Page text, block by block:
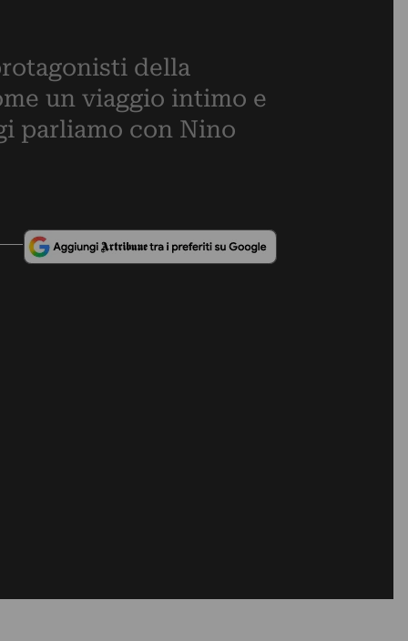
della
un viaggio intimo e
parliamo con Nino